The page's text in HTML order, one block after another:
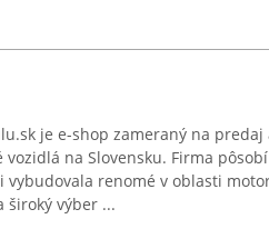
je e-shop zameraný na
vozidlá na Slovensku. Firma
vybudovala renomé v oblasti
široký výber ...